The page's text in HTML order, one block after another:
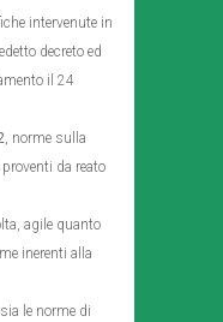
intervenute in
decreto ed
il 24
, norme sulla
da reato
agile quanto
inerenti alla
le norme di